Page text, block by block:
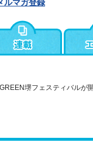
ルマガ登録
堺フェスティバルが